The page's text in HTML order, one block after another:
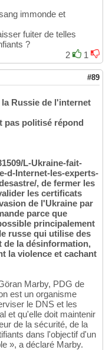
immonde et
fuiter de telles
?
2
1
#89
Russie de l'internet
pas politisé répond
L-Ukraine-fait-
d-Internet-les-experts-
, de fermer les
les certificats
de l'Ukraine par
parce que
principalement
russe qui utilise des
de la désinformation,
la violence et cachant
Marby, PDG de
est un organisme
le DNS et les
et qu'elle doit maintenir
de la sécurité, de la
dans l'objectif d'un
», a déclaré Marby.